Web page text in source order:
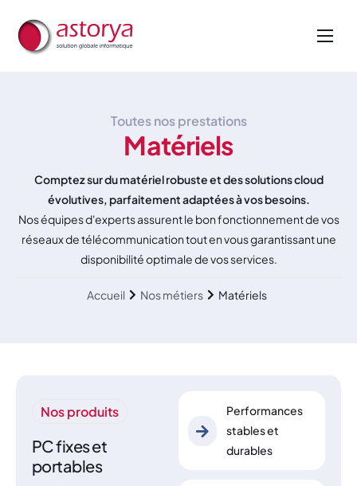
A propos de nousToutes nos prestations
Matériels
Comptez sur du matériel robuste et des solutions cloud
évolutives, parfaitement adaptées à vos besoins.
Nos équipes d'experts assurent le bon fonctionnement de vos
réseaux de télécommunication tout en vous garantissant une
disponibilité optimale de vos services.
Accueil Nos métiers Matériels
Nos produits
PC fixes et
portables
Performances
stables et
durables